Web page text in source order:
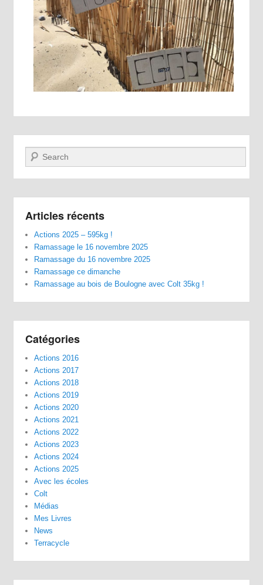
Recherche
Articles récents
Actions 2025 – 595kg !
Ramassage le 16 novembre 2025
Ramassage du 16 novembre 2025
Ramassage ce dimanche
Ramassage au bois de Boulogne avec Colt 35kg !
Catégories
Actions 2016
Actions 2017
Actions 2018
Actions 2019
Actions 2020
Actions 2021
Actions 2022
Actions 2023
Actions 2024
Actions 2025
Avec les écoles
Colt
Médias
Mes Livres
News
Terracycle